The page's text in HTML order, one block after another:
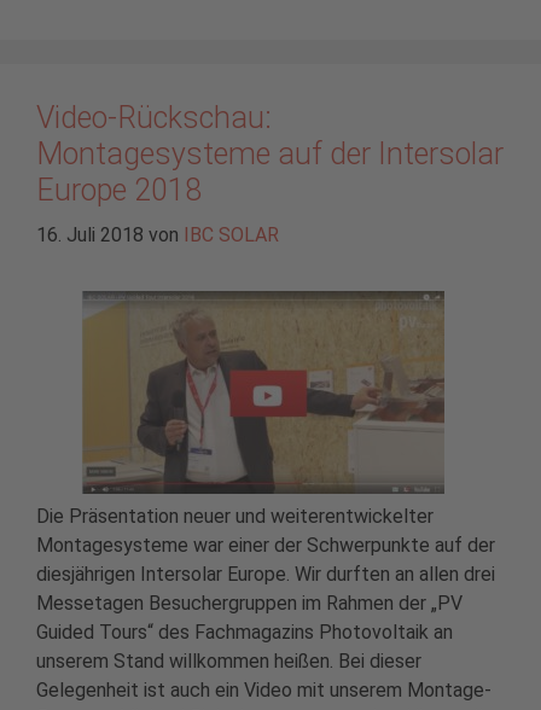
Video-Rückschau:
Montagesysteme auf der Intersolar
Europe 2018
16. Juli 2018 von IBC SOLAR
Die Präsentation neuer und weiterentwickelter
Montagesysteme war einer der Schwerpunkte auf der
diesjährigen Intersolar Europe. Wir durften an allen drei
Messetagen Besuchergruppen im Rahmen der „PV
Guided Tours“ des Fachmagazins Photovoltaik an
unserem Stand willkommen heißen. Bei dieser
Gelegenheit ist auch ein Video mit unserem Montage-